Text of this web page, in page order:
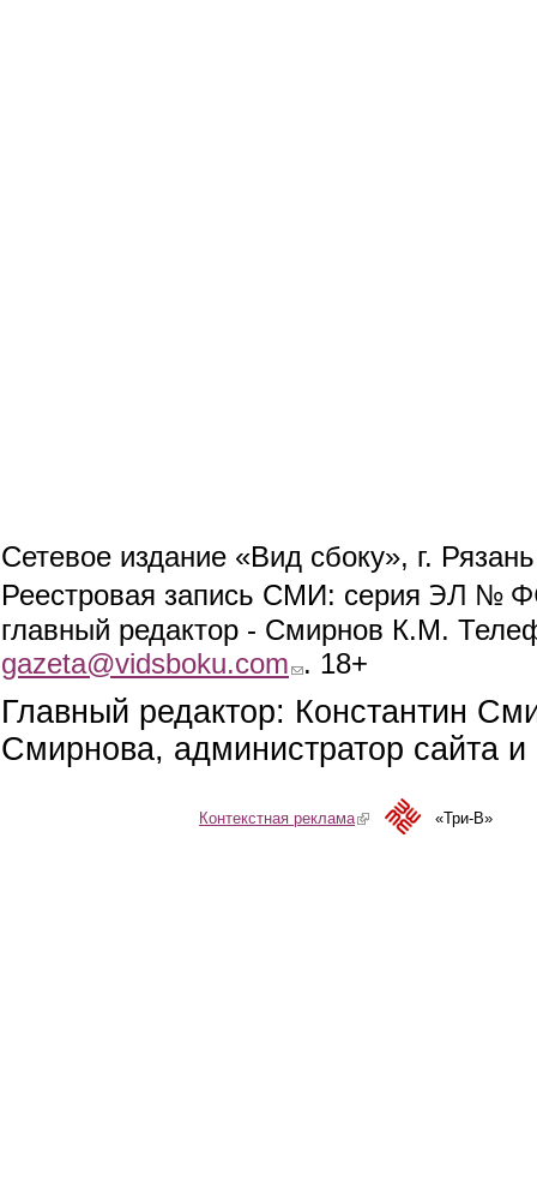
Сетевое издание «Вид сбоку», г.
Реестровая запись СМИ: серия ЭЛ №
главный редактор - Смирнов К.М.
gazeta@vidsboku.com (link sends e-mail)
. 18+
Главный редактор: Константин
Смирнова, администратор сайта
Контекстная реклама(link is external)«Три-В»